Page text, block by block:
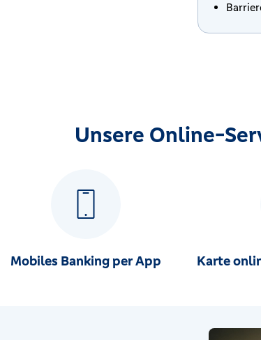
Unsere Online-
Mobiles Banking per App
Karte